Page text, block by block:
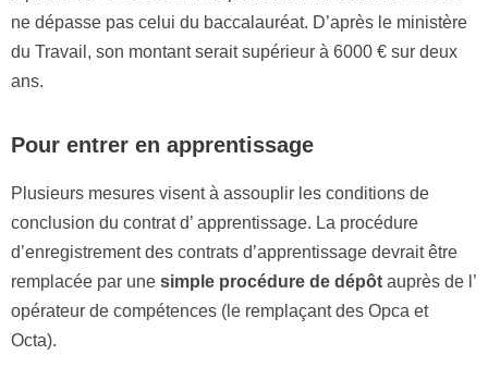
ne dépasse pas celui du baccalauréat. D’après le ministère
du Travail, son montant serait supérieur à 6000 € sur deux
ans.
Pour entrer en apprentissage
Plusieurs mesures visent à assouplir les conditions de
conclusion du contrat d’ apprentissage. La procédure
d’enregistrement des contrats d’apprentissage devrait être
remplacée par une simple procédure de dépôt auprès de l’
opérateur de compétences (le remplaçant des Opca et
Octa).